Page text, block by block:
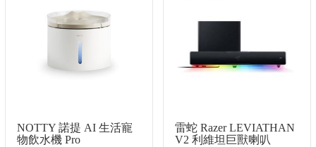
NOTTY 諾提 AI 生活寵
物飲水機 Pro
雷蛇 Razer LEVIATHAN
V2 利維坦巨獸喇叭